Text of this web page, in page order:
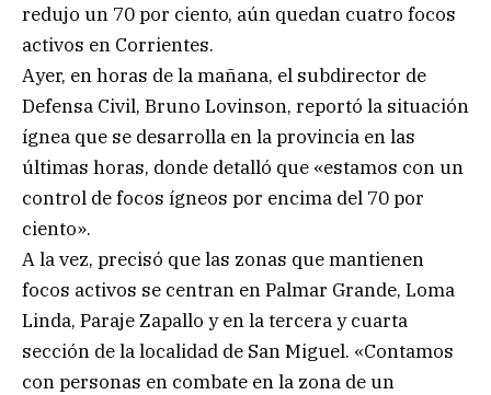
redujo un 70 por ciento, aún quedan cuatro focos
activos en Corrientes.
Ayer, en horas de la mañana, el subdirector de
Defensa Civil, Bruno Lovinson, reportó la situación
ígnea que se desarrolla en la provincia en las
últimas horas, donde detalló que «estamos con un
control de focos ígneos por encima del 70 por
ciento».
A la vez, precisó que las zonas que mantienen
focos activos se centran en Palmar Grande, Loma
Linda, Paraje Zapallo y en la tercera y cuarta
sección de la localidad de San Miguel. «Contamos
con personas en combate en la zona de un